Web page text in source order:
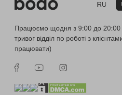
RU
Працюємо щодня з 9:00 до 20:00
тривог відділ по роботі з
працювати)